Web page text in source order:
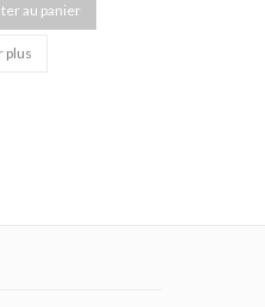
au panier
plus